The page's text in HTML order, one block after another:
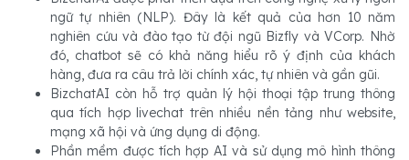
ngữ tự nhiên (NLP). Đây là kết quả của hơn 10 năm
nghiên cứu và đào tạo từ đội ngũ Bizfly và VCorp. Nhờ
đó, chatbot sẽ có khả năng hiểu rõ ý định của khách
hàng, đưa ra câu trả lời chính xác, tự nhiên và gần gũi.
BizchatAI còn hỗ trợ quản lý hội thoại tập trung thông
qua tích hợp livechat trên nhiều nền tảng như website,
mạng xã hội và ứng dụng di động.
Phần mềm được tích hợp AI và sử dụng mô hình thông